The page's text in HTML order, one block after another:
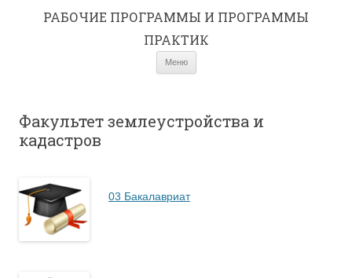
РАБОЧИЕ ПРОГРАММЫ И ПРОГРАММЫ
ПРАКТИК
Меню
Факультет землеустройства и
кадастров
03 Бакалавриат